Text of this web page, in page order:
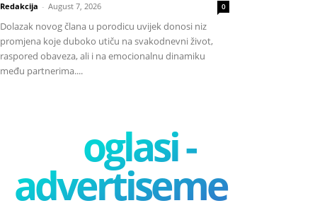
Redakcija - August 7, 2026 0
Dolazak novog člana u porodicu uvijek donosi niz
promjena koje duboko utiču na svakodnevni život,
raspored obaveza, ali i na emocionalnu dinamiku
među partnerima....
oglasi -
advertisement